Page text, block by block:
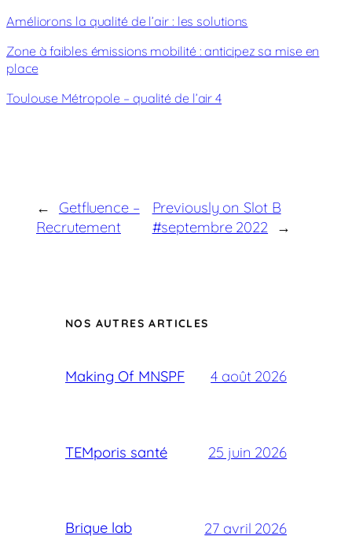
Améliorons la qualité de l’air : les solutions
Zone à faibles émissions mobilité : anticipez sa mise en
place
Toulouse Métropole – qualité de l’air 4
←
Getfluence –
Recrutement
Previously on Slot B
#septembre 2022
→
NOS AUTRES ARTICLES
Making Of MNSPF 4 août 2026
TEMporis santé 25 juin 2026
Brique lab 27 avril 2026